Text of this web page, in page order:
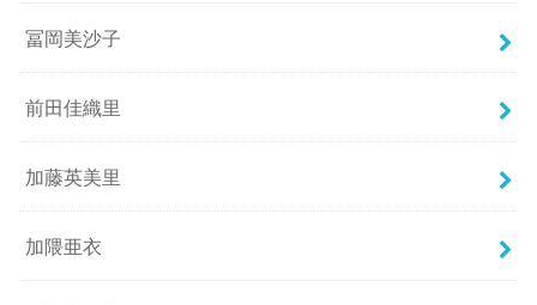
冨岡美沙子
前田佳織里
加藤英美里
加隈亜衣